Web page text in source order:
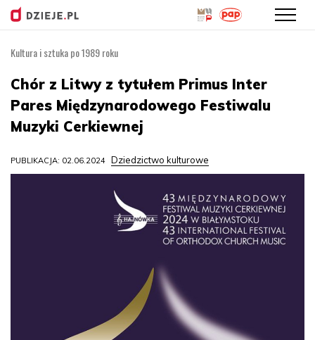
treści
Kultura i sztuka po 1989 roku
Chór z Litwy z tytułem Primus Inter
Pares Międzynarodowego Festiwalu
Muzyki Cerkiewnej
PUBLIKACJA: 02.06.2024 Dziedzictwo kulturowe